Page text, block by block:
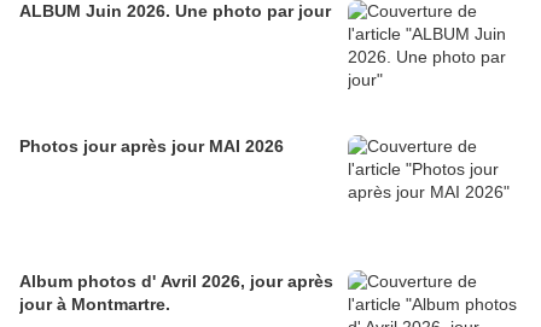
ALBUM Juin 2026. Une photo par jour
Photos jour après jour MAI 2026
Album photos d' Avril 2026, jour après
jour à Montmartre.